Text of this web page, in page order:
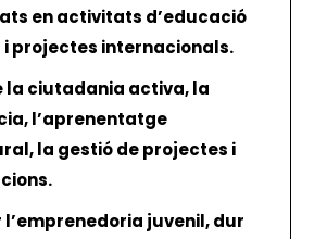
en activitats d’educació
i projectes internacionals.
la ciutadania activa, la
l’aprenentatge
la gestió de projectes i
l’emprenedoria juvenil, dur